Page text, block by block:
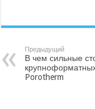
Предыдущий
В чем сильные
Porotherm